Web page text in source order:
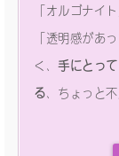
「オルゴナイト
「透明感があ
く、 手にとっ
る 、ちょっと